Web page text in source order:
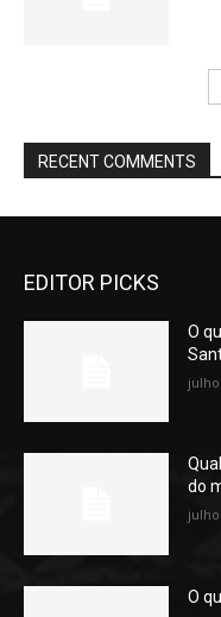
RECENT COMMENTS
EDITOR PICKS
O
julho
do
julho
O